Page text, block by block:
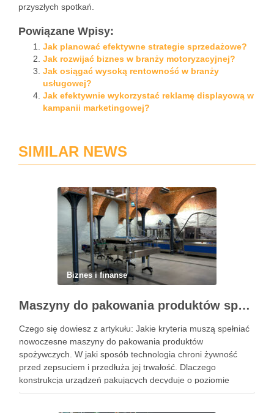
przyszłych spotkań.
Powiązane Wpisy:
Jak planować efektywne strategie sprzedażowe?
Jak rozwijać biznes w branży motoryzacyjnej?
Jak osiągać wysoką rentowność w branży
usługowej?
Jak efektywnie wykorzystać reklamę displayową w
kampanii marketingowej?
SIMILAR NEWS
Biznes i finanse
Maszyny do pakowania produktów spożywczych – standardy higieny i nowoczesne technologie w przetwórstwie
Czego się dowiesz z artykułu: Jakie kryteria muszą spełniać
nowoczesne maszyny do pakowania produktów
spożywczych. W jaki sposób technologia chroni żywność
przed zepsuciem i przedłuża jej trwałość. Dlaczego
konstrukcja urządzeń pakujących decyduje o poziomie
higieny w zakładzie. Jak dobrać odpowiedni system